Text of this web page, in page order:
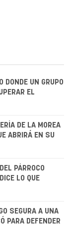
DONDE UN GRUPO
EL
DE LA MOREA
ABRIRÁ EN SU
PÁRROCO
LO QUE
SEGURA A UNA
PARA DEFENDER